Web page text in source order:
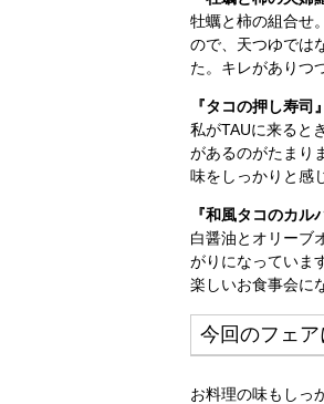
牡蠣と柿の組合せ
ので、天つゆでは
た。キレがありつ
『タコの押し寿
私がTAUに来ると
があるのがたまり
味をしっかりと感
『和風タコのカ
白醤油とオリーブ
がりになっていま
楽しいお食事会に
今回のフェ
お料理の味もしっ